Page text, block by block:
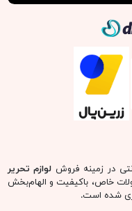
در زمینه فروش لوازم تحریر
خاص، باکیفیت و الهام‌بخش
شده است.